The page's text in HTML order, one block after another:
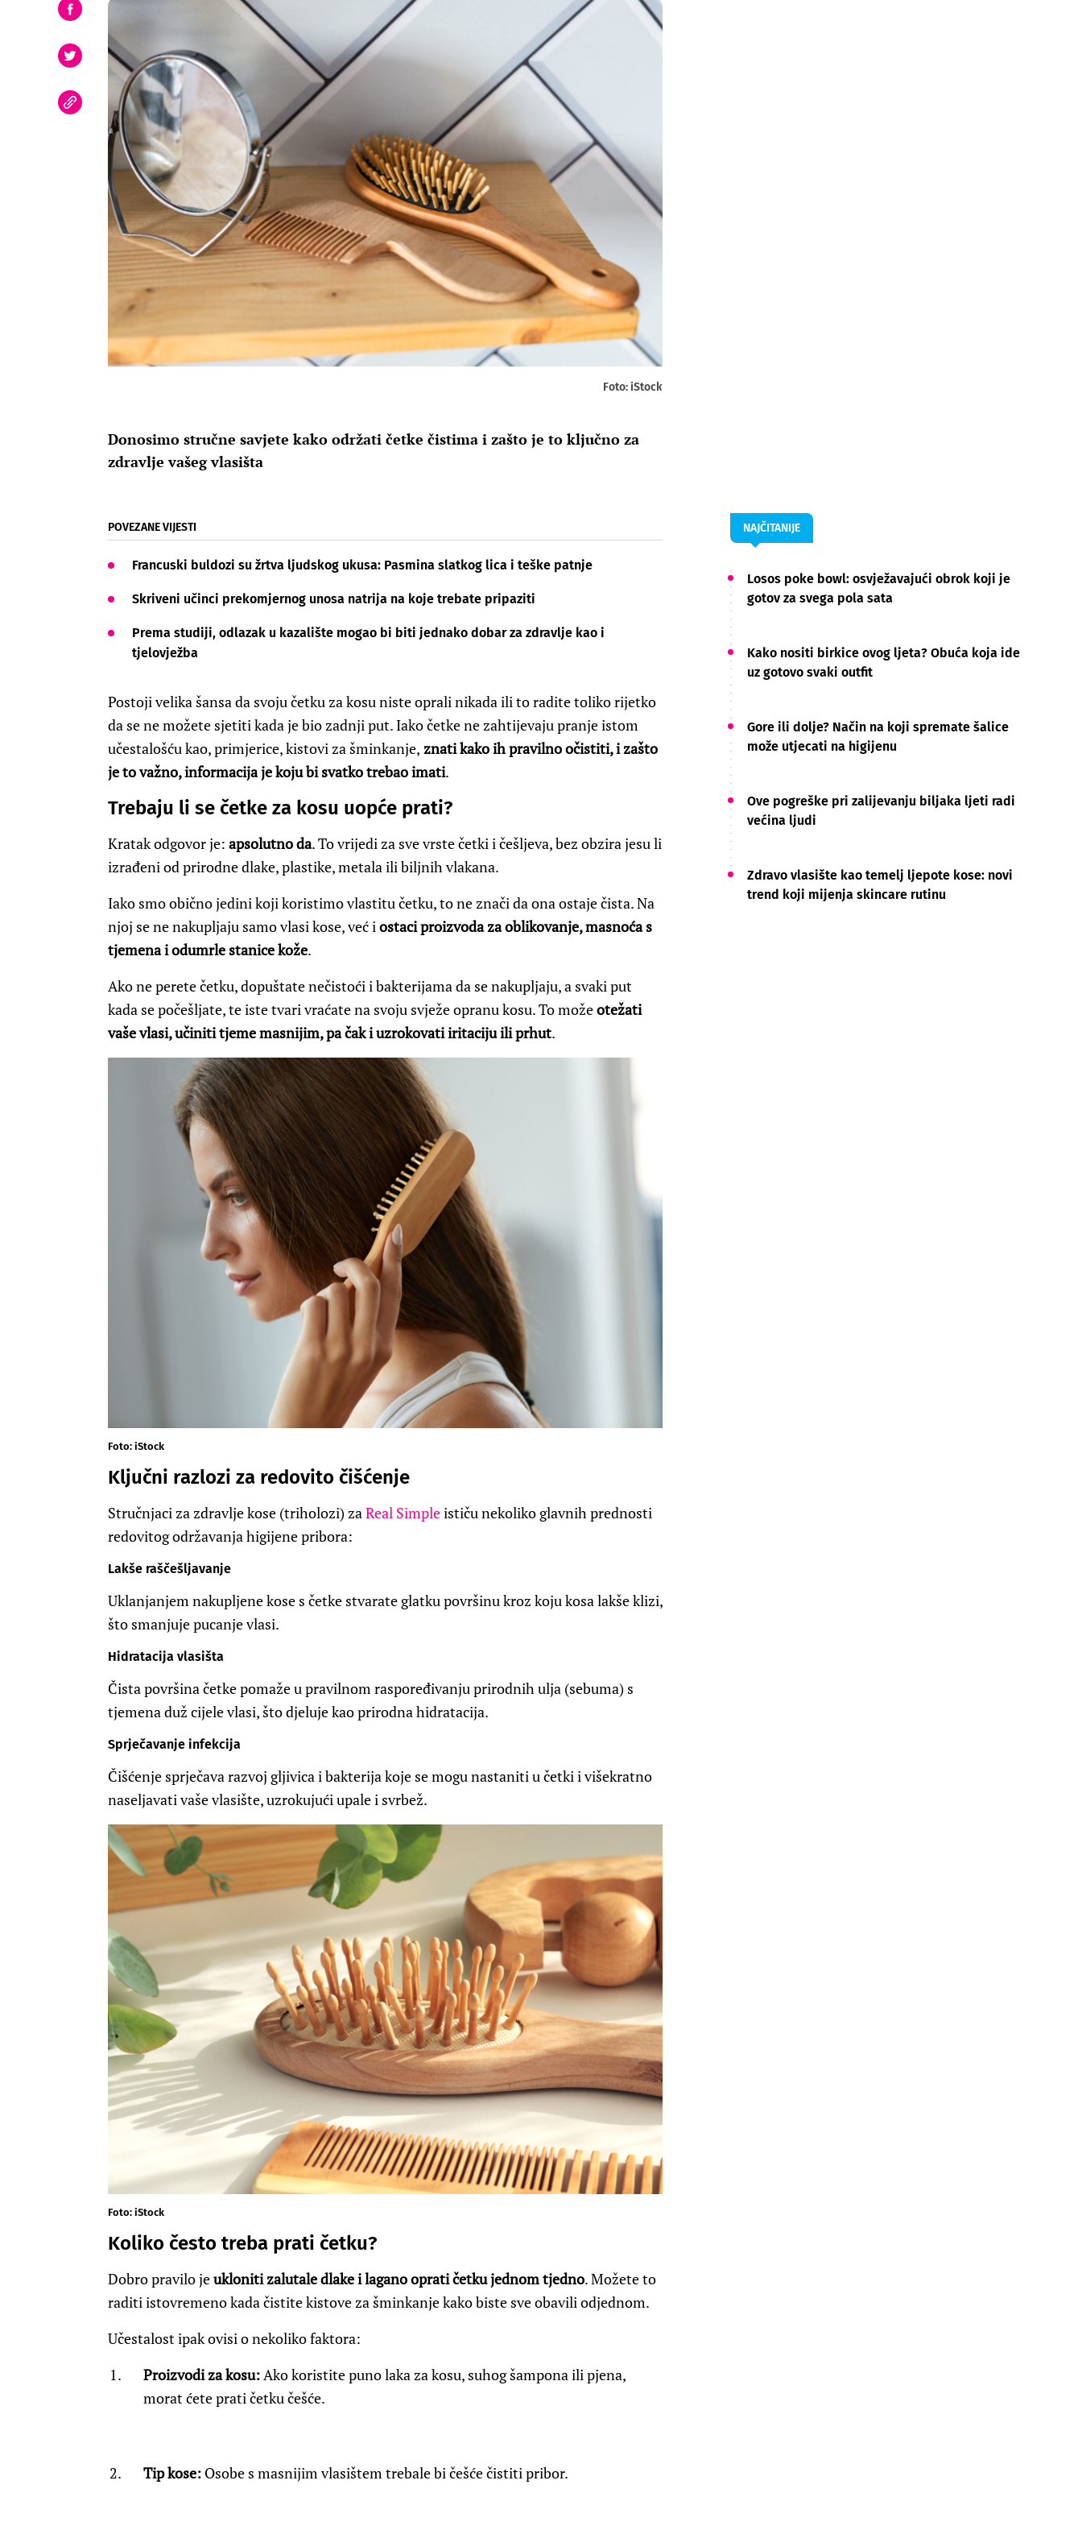
Foto: iStock
Donosimo stručne savjete kako održati četke čistima i zašto je to ključno za
zdravlje vašeg vlasišta
POVEZANE VIJESTI
Francuski buldozi su žrtva ljudskog ukusa: Pasmina slatkog lica i teške patnje
Skriveni učinci prekomjernog unosa natrija na koje trebate pripaziti
Prema studiji, odlazak u kazalište mogao bi biti jednako dobar za zdravlje kao i
tjelovježba
Postoji velika šansa da svoju četku za kosu niste oprali nikada ili to radite toliko rijetko
da se ne možete sjetiti kada je bio zadnji put. Iako četke ne zahtijevaju pranje istom
učestalošću kao, primjerice, kistovi za šminkanje, znati kako ih pravilno očistiti, i zašto
je to važno, informacija je koju bi svatko trebao imati.
Trebaju li se četke za kosu uopće prati?
Kratak odgovor je: apsolutno da. To vrijedi za sve vrste četki i češljeva, bez obzira jesu li
izrađeni od prirodne dlake, plastike, metala ili biljnih vlakana.
Iako smo obično jedini koji koristimo vlastitu četku, to ne znači da ona ostaje čista. Na
njoj se ne nakupljaju samo vlasi kose, već iostaci proizvoda za oblikovanje, masnoća s
tjemena i odumrle stanice kože.
Ako ne perete četku, dopuštate nečistoći i bakterijama da se nakupljaju, a svaki put
kada se počešljate, te iste tvari vraćate na svoju svježe opranu kosu. To možeotežati
vaše vlasi, učiniti tjeme masnijim, pa čak i uzrokovati iritaciju ili prhut.
Foto: iStock
Ključni razlozi za redovito čišćenje
Stručnjaci za zdravlje kose (triholozi) za Real Simpleističu nekoliko glavnih prednosti
redovitog održavanja higijene pribora:
Lakše raščešljavanje
Uklanjanjem nakupljene kose s četke stvarate glatku površinu kroz koju kosa lakše klizi,
što smanjuje pucanje vlasi.
Hidratacija vlasišta
Čista površina četke pomaže u pravilnom raspoređivanju prirodnih ulja (sebuma) s
tjemena duž cijele vlasi, što djeluje kao prirodna hidratacija.
Sprječavanje infekcija
Čišćenje sprječava razvoj gljivica i bakterija koje se mogu nastaniti u četki i višekratno
naseljavati vaše vlasište, uzrokujući upale i svrbež.
Foto: iStock
Koliko često treba prati četku?
Dobro pravilo jeukloniti zalutale dlake i lagano oprati četkujednom tjedno. Možete to
raditi istovremeno kada čistite kistove za šminkanje kako biste sve obavili odjednom.
Učestalost ipak ovisi o nekoliko faktora:
Proizvodi za kosu:Ako koristite puno laka za kosu, suhog šampona ili pjena,
morat ćete prati četku češće.
Tip kose: Osobe s masnijim vlasištem trebale bi češće čistiti pribor.
NAJČITANIJE
Losos poke bowl: osvježavajući obrok koji je
gotov za svega pola sata
Kako nositi birkice ovog ljeta? Obuća koja ide
uz gotovo svaki outfit
Gore ili dolje? Način na koji spremate šalice
može utjecati na higijenu
Ove pogreške pri zalijevanju biljaka ljeti radi
većina ljudi
Zdravo vlasište kao temelj ljepote kose: novi
trend koji mijenja skincare rutinu